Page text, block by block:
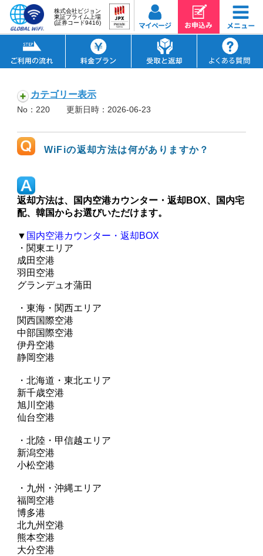
株式会社ビジョン
東証プライム上場
(証券コード9416)
カテゴリー表示
No：220 更新日時：2026-06-23
WiFiの返却方法は何がありますか？
返却方法は、国内空港カウンター・返却BOX、国内宅
配、韓国からお選びいただけます。
▼ 国内空港カウンター・返却BOX
・関東エリア
成田空港
羽田空港
グランデュオ蒲田
・東海・関西エリア
関西国際空港
中部国際空港
伊丹空港
静岡空港
・北海道・東北エリア
新千歳空港
旭川空港
仙台空港
・北陸・甲信越エリア
新潟空港
小松空港
・九州・沖縄エリア
福岡空港
博多港
北九州空港
熊本空港
大分空港